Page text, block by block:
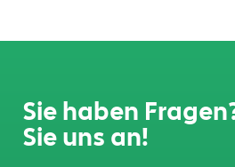
Sie haben
Sie uns an!